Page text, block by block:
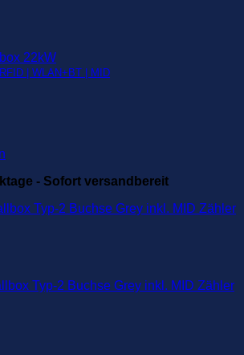
22kW
| WLAN+BT | MID
- Sofort versandbereit